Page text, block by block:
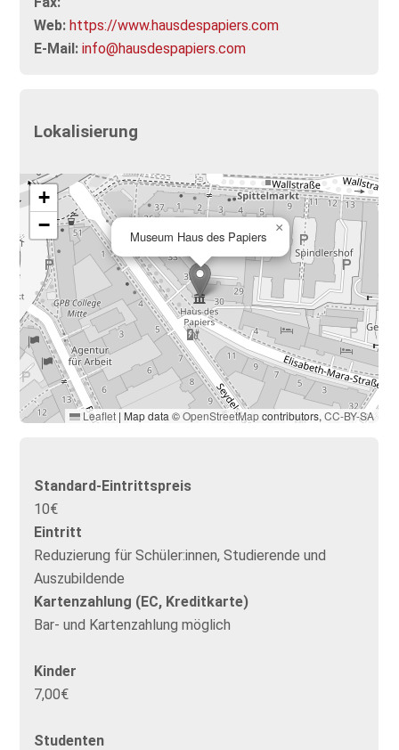
Web: https://www.hausdespapiers.com
E-Mail: info@hausdespapiers.com
Lokalisierung
Museum Haus des Papiers
×
+
−
Leaflet | Map data ©OpenStreetMapcontributors,CC-BY-SA
Standard-Eintrittspreis
10€
Eintritt
Reduzierung für Schüler:innen, Studierende und
Auszubildende
Kartenzahlung (EC, Kreditkarte)
Bar- und Kartenzahlung möglich
Kinder
7,00€
Studenten